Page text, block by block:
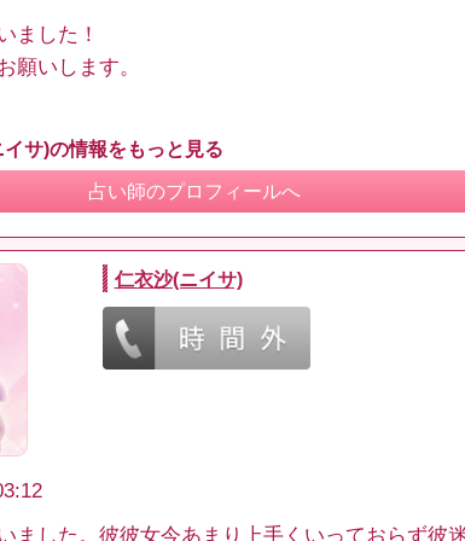
ました！
願いします。
サ)の情報をもっと見る
占い師のプロフィールへ
仁衣沙(ニイサ)
ました。彼彼女今あまり上手くいっておらず彼